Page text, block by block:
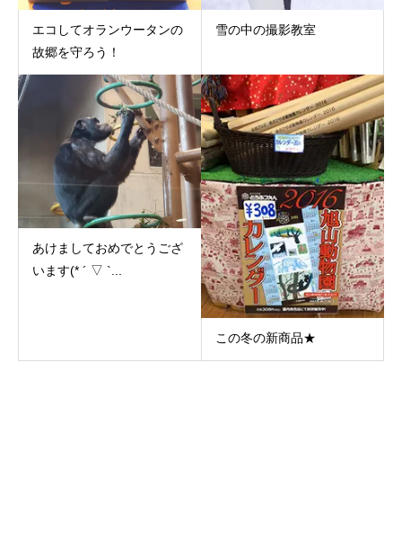
エコしてオランウータンの
故郷を守ろう！
雪の中の撮影教室
あけましておめでとうござ
います(* ´ ▽ `...
この冬の新商品★